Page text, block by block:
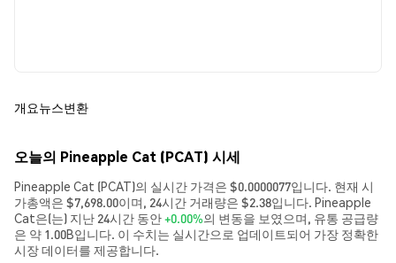
개요뉴스변환
오늘의 Pineapple Cat (PCAT) 시세
Pineapple Cat (PCAT)의 실시간 가격은 $0.0000077입니다. 현재 시
가총액은 $7,698.00이며, 24시간 거래량은 $2.38입니다. Pineapple
Cat은(는) 지난 24시간 동안+0.00%의 변동을 보였으며, 유통 공급량
은 약 1.00B입니다. 이 수치는 실시간으로 업데이트되어 가장 정확한
시장 데이터를 제공합니다.